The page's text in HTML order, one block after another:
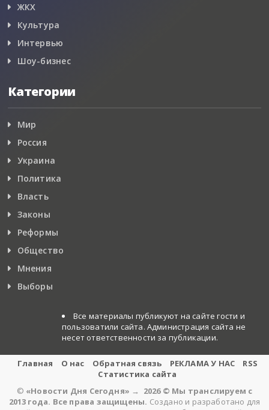
ЖКХ
Культура
Интервью
Шоу-бизнес
Категории
Мир
Россия
Украина
Политика
Власть
Законы
Реформы
Общество
Мнения
Выборы
Все материалы публикуют на сайте гости и
пользоватили сайта. Администрация сайта не
несет ответственности за публикации.
Главная О нас Обратная связь РЕКЛАМА У НАС
RSS
Статистика сайта
© «Новости Дня Сегодня» → 2026© Мы транслируем с
2013 года. Все права защищены. Создано и разработано для